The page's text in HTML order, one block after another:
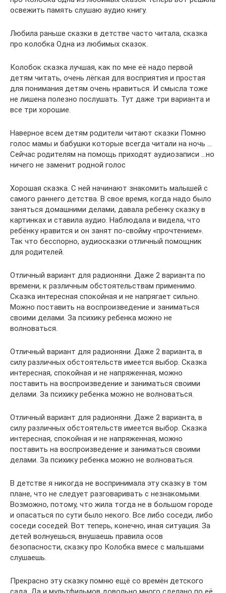
освежить память слушаю аудио книгу.
Любила раньше сказки в детстве часто читала, сказка
про колобка Одна из любимых сказок.
Колобок сказка лучшая, как по мне её надо первой
детям читать, очень лёгкая для восприятия и простая
для понимания детям очень нравиться. И смысла тоже
не лишена полезно послушать. Тут даже три варианта и
все три хорошие.
Наверное всем детям родители читают сказки Помню
голос мамы и бабушки которые всегда читали на ночь …
Сейчас родителям на помощь приходят аудиозаписи …но
ничего не заменит родной голос
Хорошая сказка. С ней начинают знакомить малышей с
самого раннего детства. В свое время, когда надо было
заняться домашними делами, давала ребенку сказку в
картинках и ставила аудио. Наблюдала и видела, что
ребёнку нравится и он занят по-свойму «прочтением».
Так что бесспорно, аудиосказки отличный помощник
для родителей.
Отличный вариант для радионяни. Даже 2 варианта по
времени, к различным обстоятельствам применимо.
Сказка интересная спокойная и не напрягает сильно.
Можно поставить на воспроизведение и заниматься
своими делами. За психику ребенка можно не
волноваться.
Отличный вариант для радионяни. Даже 2 варианта, в
силу различных обстоятельств имеется выбор. Сказка
интересная, спокойная и не напряженная, можно
поставить на воспроизведение и заниматься своими
делами. За психику ребенка можно не волноваться.
Отличный вариант для радионяни. Даже 2 варианта, в
силу различных обстоятельств имеется выбор. Сказка
интересная, спокойная и не напряженная, можно
поставить на воспроизведение и заниматься своими
делами. За психику ребенка можно не волноваться.
В детстве я никогда не воспринимала эту сказку в том
плане, что не следует разговаривать с незнакомыми.
Возможно, потому, что жила тогда не в большом городе
и опасаться по сути было некого. Все либо соседи, либо
соседи соседей. Вот теперь, конечно, иная ситуация. За
детей волнуешься, внушаешь правила осов
безопасности, сказку про Колобка вмесе с малышами
слушаешь.
Прекрасно эту сказку помню ещё со времён детского